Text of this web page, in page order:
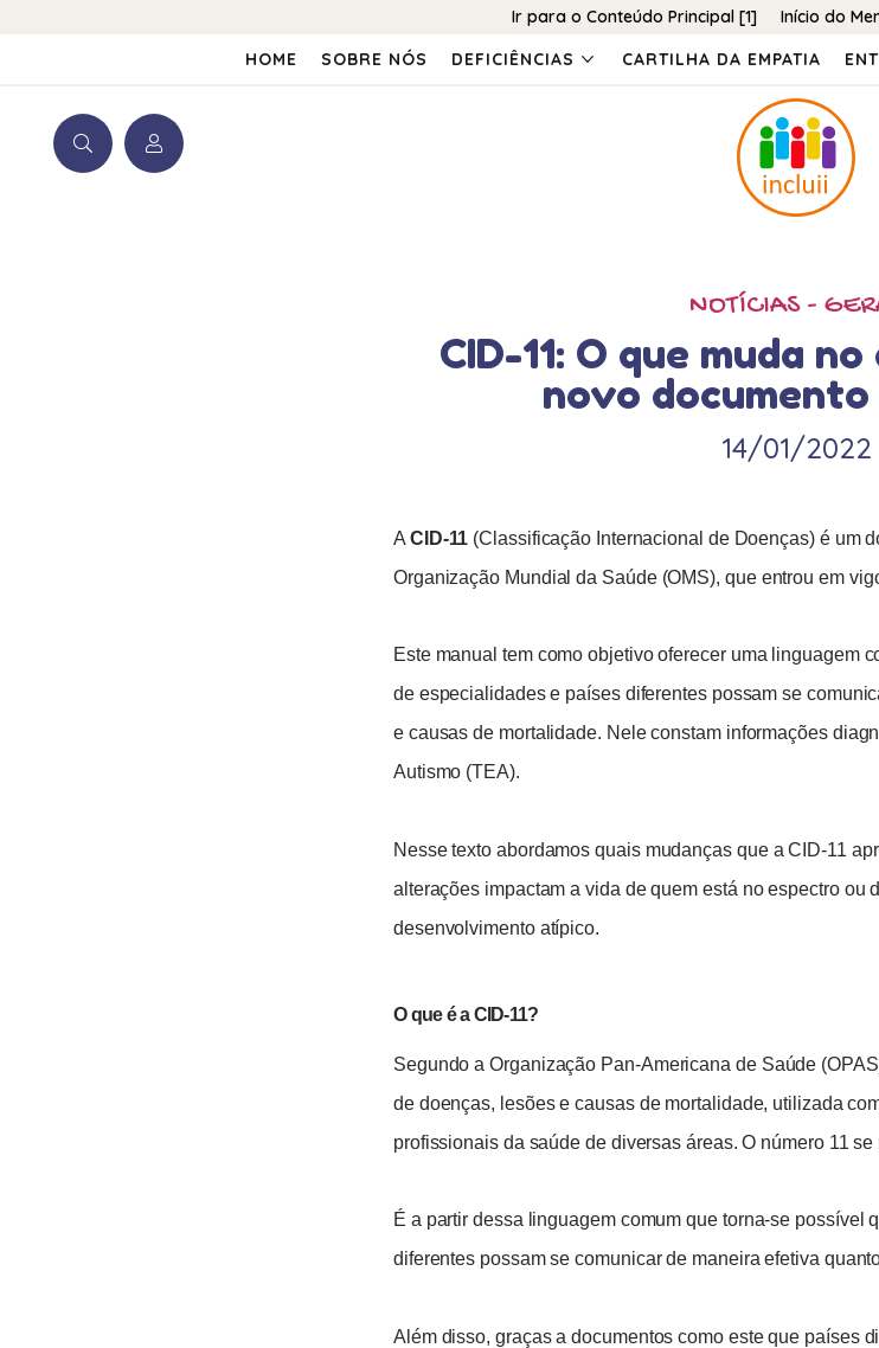
Ir para o Conteúdo Principal [1] Início do
HOME
SOBRE NÓS DEFICIÊNCIAS CARTILHA DA EMPATIA
NOTÍCIAS -
CID-11: O que muda
novo documento
14/01/2022
A CID-11 (Classificação Internacional de Doenças) é um
Organização Mundial da Saúde (OMS), que entrou em
Este manual tem como objetivo oferecer uma linguagem
de especialidades e países diferentes possam se
e causas de mortalidade. Nele constam informações
Autismo (TEA).
Nesse texto abordamos quais mudanças que a CID-11
alterações impactam a vida de quem está no espectro ou
desenvolvimento atípico.
O que é a CID-11?
Segundo a Organização Pan-Americana de Saúde
de doenças, lesões e causas de mortalidade, utilizada
profissionais da saúde de diversas áreas. O número 11
É a partir dessa linguagem comum que torna-se possível
diferentes possam se comunicar de maneira efetiva
Além disso, graças a documentos como este que países